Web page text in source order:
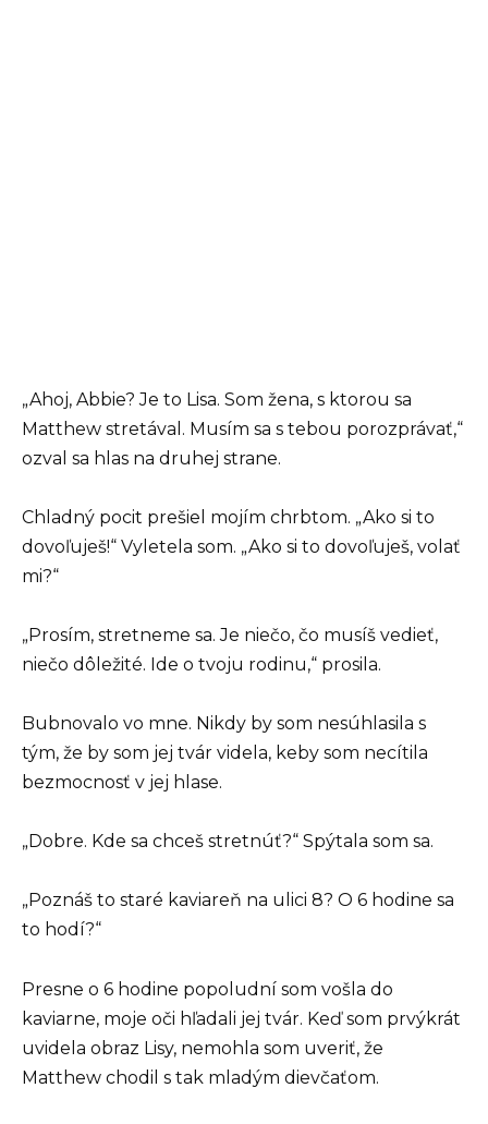
„Ahoj, Abbie? Je to Lisa. Som žena, s ktorou sa
Matthew stretával. Musím sa s tebou porozprávať,“
ozval sa hlas na druhej strane.
Chladný pocit prešiel mojím chrbtom. „Ako si to
dovoľuješ!“ Vyletela som. „Ako si to dovoľuješ, volať
mi?“
„Prosím, stretneme sa. Je niečo, čo musíš vedieť,
niečo dôležité. Ide o tvoju rodinu,“ prosila.
Bubnovalo vo mne. Nikdy by som nesúhlasila s
tým, že by som jej tvár videla, keby som necítila
bezmocnosť v jej hlase.
„Dobre. Kde sa chceš stretnúť?“ Spýtala som sa.
„Poznáš to staré kaviareň na ulici 8? O 6 hodine sa
to hodí?“
Presne o 6 hodine popoludní som vošla do
kaviarne, moje oči hľadali jej tvár. Keď som prvýkrát
uvidela obraz Lisy, nemohla som uveriť, že
Matthew chodil s tak mladým dievčaťom.